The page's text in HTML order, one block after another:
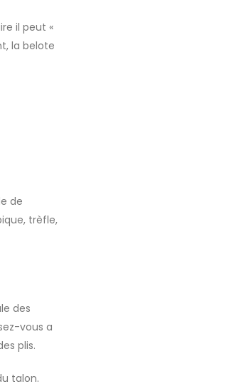
il peut «
la belote
de
trèfle,
des
vous a
plis.
talon.